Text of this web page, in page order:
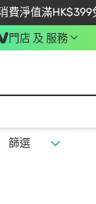
費淨值滿HK$399
易賞錢會員盡享獨
滿$450 輸入
門店 及 服務
篩選